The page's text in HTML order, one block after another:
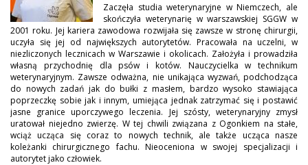
Zaczęła studia weterynaryjne w Niemczech, ale
skończyła weterynarię w warszawskiej SGGW w
2001 roku. Jej kariera zawodowa rozwijała się zawsze w stronę chirurgii,
uczyła się jej od największych autorytetów. Pracowała na uczelni, w
niezliczonych lecznicach w Warszawie i okolicach. Założyła i prowadziła
własną przychodnię dla psów i kotów. Nauczycielka w technikum
weterynaryjnym. Zawsze odważna, nie unikająca wyzwań, podchodząca
do nowych zadań jak do bułki z masłem, bardzo wysoko stawiająca
poprzeczkę sobie jak i innym, umiejąca jednak zatrzymać się i postawić
jasne granice uporczywego leczenia. Jej szósty, weterynaryjny zmysł
uratował niejedno zwierzę. W tej chwili związana z Ogonkiem na stałe,
wciąż ucząca się coraz to nowych technik, ale także ucząca nasze
koleżanki chirurgicznego fachu. Nieoceniona w swojej specjalizacji i
autorytet jako człowiek.